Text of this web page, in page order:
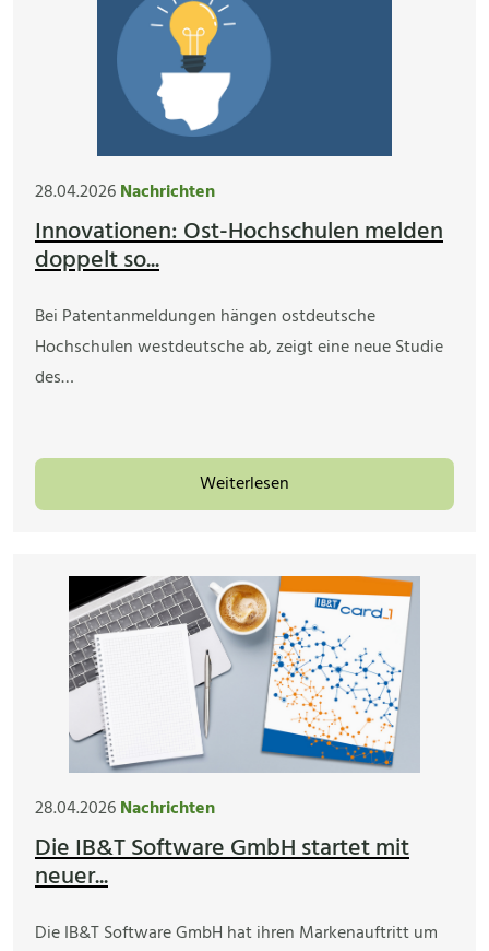
28.04.2026Nachrichten
Innovationen: Ost-Hochschulen melden
doppelt so...
Bei Patentanmeldungen hängen ostdeutsche
Hochschulen westdeutsche ab, zeigt eine neue Studie
des…
Weiterlesen
28.04.2026Nachrichten
Die IB&T Software GmbH startet mit
neuer...
Die IB&T Software GmbH hat ihren Markenauftritt um